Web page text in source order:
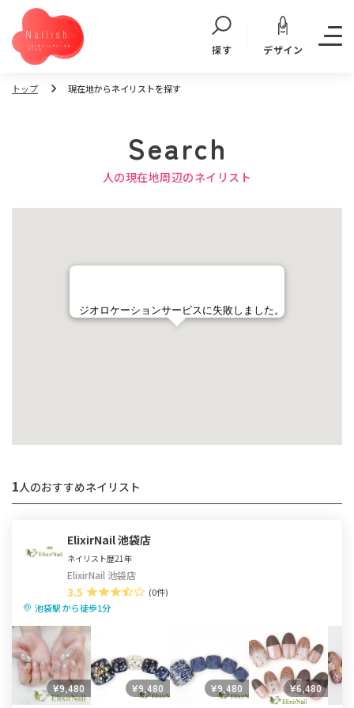
探す デザイン
トップ 現在地からネイリストを探す
Search
人の現在地周辺のネイリスト
ジオロケーションサービスに失敗しました。
1人のおすすめネイリスト
ElixirNail 池袋店
ネイリスト歴21年
ElixirNail 池袋店
3.5
(0件)
池袋駅 から徒歩1分
¥9,480 ¥9,480 ¥9,480 ¥6,480